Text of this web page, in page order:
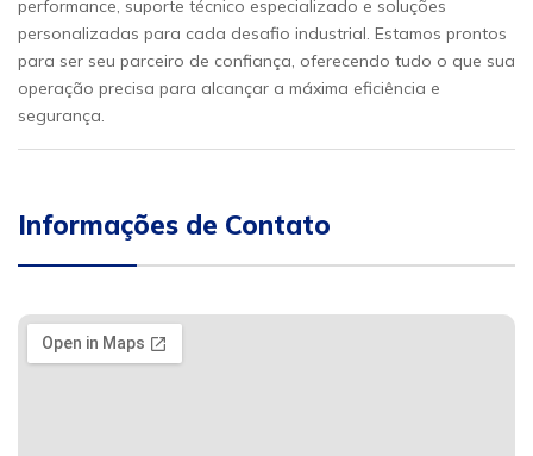
performance, suporte técnico especializado e soluções
personalizadas para cada desafio industrial. Estamos prontos
para ser seu parceiro de confiança, oferecendo tudo o que sua
operação precisa para alcançar a máxima eficiência e
segurança.
Informações de Contato